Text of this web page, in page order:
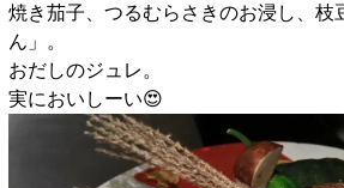
焼き茄子、つるむらさきのお浸し、枝
ん」。
おだしのジュレ。
実においしーい😍